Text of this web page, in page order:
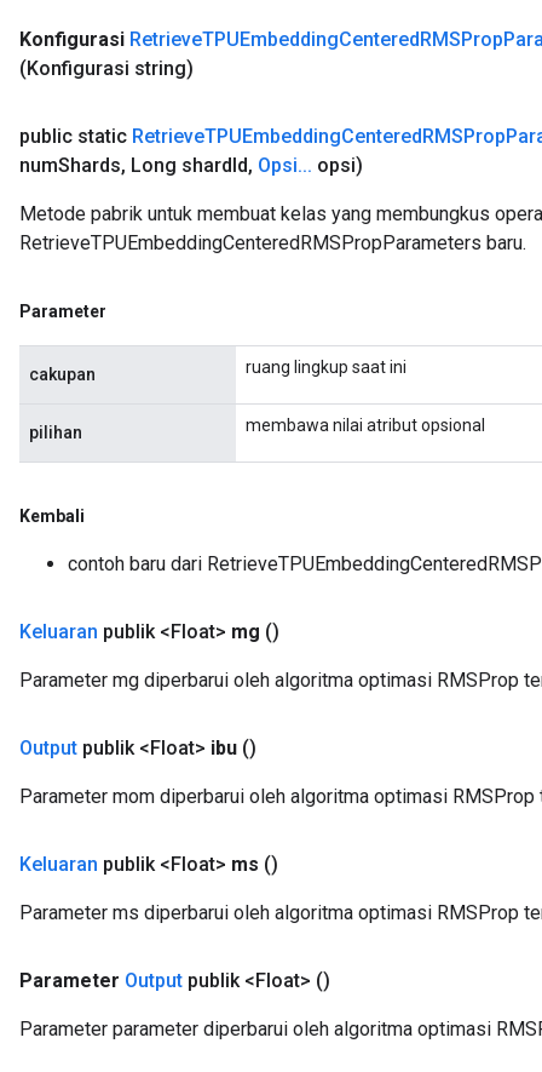
Konfigurasi RetrieveTPUEmbeddingCenteredRMSProp
(Konfigurasi string)
public static RetrieveTPUEmbeddingCenteredRMSProp
numShards, Long shardId, Opsi... opsi)
Metode pabrik untuk membuat kelas yang membungkus
RetrieveTPUEmbeddingCenteredRMSPropParameters baru.
Parameter
cakupan ruang lingkup saat ini
pilihan membawa nilai atribut opsional
Kembali
contoh baru dari
Keluaran publik <Float> mg ()
Parameter mg diperbarui oleh algoritma optimasi RMSProp
Output publik <Float> ibu ()
Parameter mom diperbarui oleh algoritma optimasi RMSProp
Keluaran publik <Float> ms ()
Parameter ms diperbarui oleh algoritma optimasi RMSProp
Parameter Output publik <Float> ()
Parameter parameter diperbarui oleh algoritma optimasi